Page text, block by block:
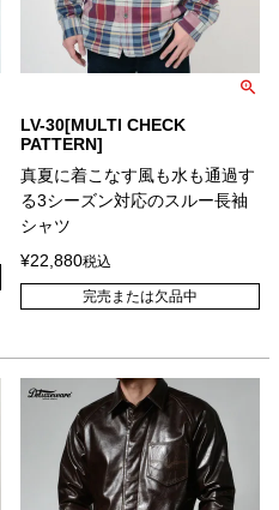
LV-30[MULTI CHECK
PATTERN]
真夏に着こなす風も水も通過す
る3シーズン対応のスルー長袖
シャツ
¥22,880税込
完売または欠品中